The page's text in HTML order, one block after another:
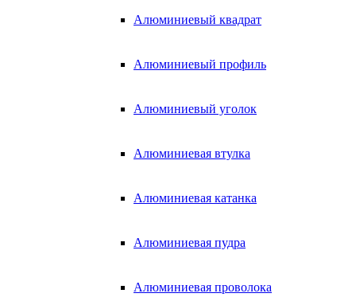
Алюминиевый квадрат
Алюминиевый профиль
Алюминиевый уголок
Алюминиевая втулка
Алюминиевая катанка
Алюминиевая пудра
Алюминиевая проволока